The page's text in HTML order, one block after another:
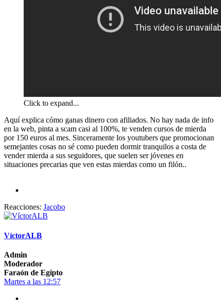
Click to expand...
Aquí explica cómo ganas dinero con afiliados. No hay nada de info
en la web, pinta a scam casi al 100%, te venden cursos de mierda
por 150 euros al mes. Sinceramente los youtubers que promocionan
semejantes cosas no sé como pueden dormir tranquilos a costa de
vender mierda a sus seguidores, que suelen ser jóvenes en
situaciones precarias que ven estas mierdas como un filón..
Reacciones: Jacobo
VíctorALB
Admin
Moderador
Faraón de Egipto
Martes a las 12:57